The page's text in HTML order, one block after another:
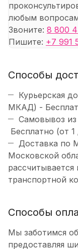
любым
Звоните: 8 800
Пишите: +7 991
Способы
Курьерская
МКАД) -
Самовывоз из
Бесплатно (от 1
Доставка по
Московской
транспортной
Способы
Мы заботимся
предоставляя